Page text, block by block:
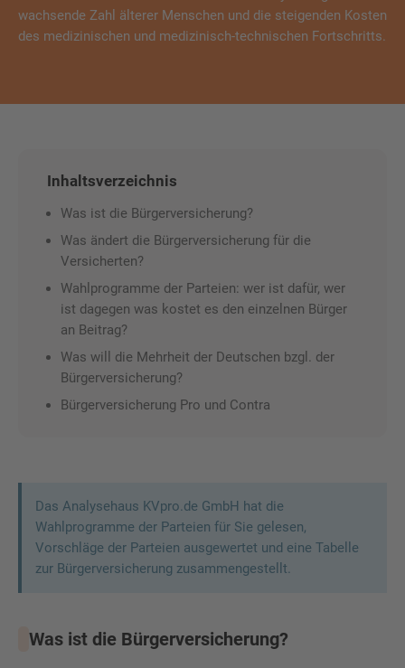
wachsende Zahl älterer Menschen und die steigenden Kosten
des medizinischen und medizinisch-technischen Fortschritts.
Inhaltsverzeichnis
Was ist die Bürgerversicherung?
Was ändert die Bürgerversicherung für die
Versicherten?
Wahlprogramme der Parteien: wer ist dafür, wer
ist dagegen was kostet es den einzelnen Bürger
an Beitrag?
Was will die Mehrheit der Deutschen bzgl. der
Bürgerversicherung?
Bürgerversicherung Pro und Contra
Das Analysehaus KVpro.de GmbH hat die
Wahlprogramme der Parteien für Sie gelesen,
Vorschläge der Parteien ausgewertet und eine Tabelle
zur Bürgerversicherung zusammengestellt.
Was ist die Bürgerversicherung?